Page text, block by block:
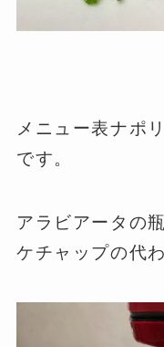
メニュー表ナポ
です。
アラビアータの
ケチャップの代